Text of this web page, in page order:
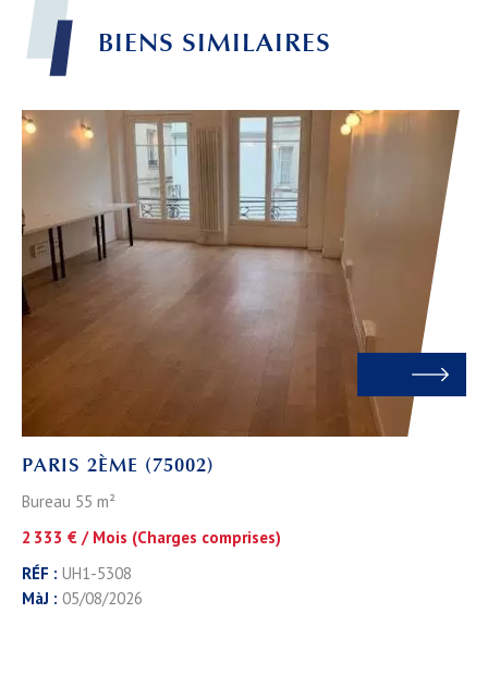
BIENS SIMILAIRES
PARIS 2ÈME (75002)
Bureau 55 m²
2 333 € / Mois (Charges comprises)
RÉF : UH1-5308
MàJ : 05/08/2026